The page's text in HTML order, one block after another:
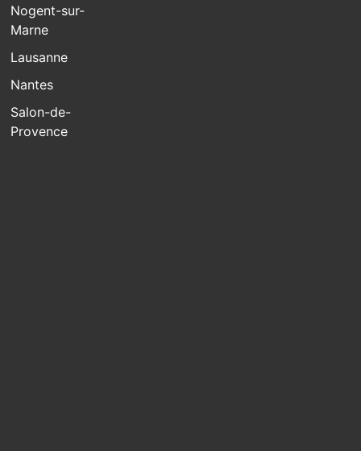
Nogent-sur-
Marne
Lausanne
Nantes
Salon-de-
Provence